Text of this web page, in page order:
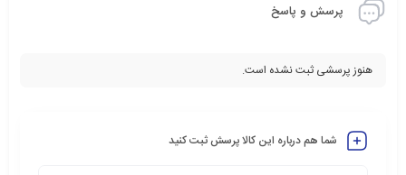
پرسش و پاسخ
هنوز پرسشی ثبت نشده است.
شما هم درباره این کالا پرسش ثبت کنید